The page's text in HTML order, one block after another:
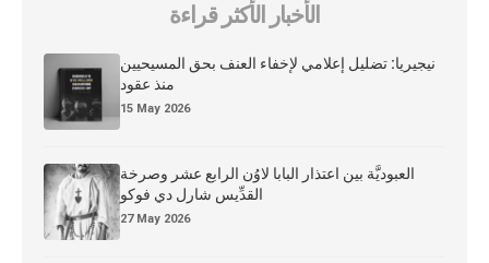
الأخبار الأكثر قراءة
نيجيريا: تضليل إعلامي لإخفاء العنف بحق المسيحيين
منذ عقود
15 May 2026
العبوديَّة بين اعتذار البابا لاوُن الرابع عشر وصرخة
القدِّيس شارل دي فوكو
27 May 2026